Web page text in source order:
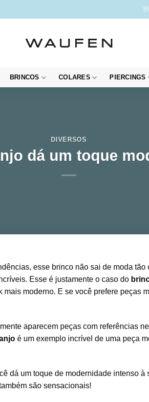
BRINCOS COLARES PIERCINGS
DIVERSOS
dá um toque
esse brinco não sai de moda
Esse é justamente o caso do
moderno. E se você prefere peças
aparecem peças com referências
é um exemplo incrível de uma peça
dá um toque de modernidade intenso à
são sensacionais!